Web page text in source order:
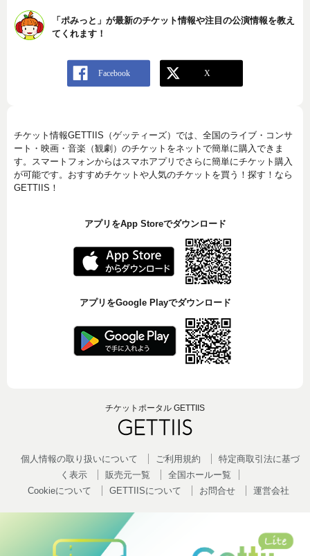
「ポみっと」が最新のチケット情報や注目の公演情報を教え
てくれます！
チケット情報GETTIIS（ゲッティーズ）では、全国のライブ・コンサ
ート・映画・音楽（観劇）のチケットをネットで簡単に購入できま
す。スマートフォンからはスマホアプリでさらに簡単にチケット購入
が可能です。おすすめチケットや人気のチケットを買う！探す！なら
GETTIIS！
アプリをApp Storeでダウンロード
アプリをGoogle Playでダウンロード
チケットポータル GETTIIS
個人情報の取り扱いについて ご利用規約
特定商取引法に基づ
く表示
販売元一覧
全国ホールー覧
Cookieについて
GETTIISについて お問合せ 運営会社